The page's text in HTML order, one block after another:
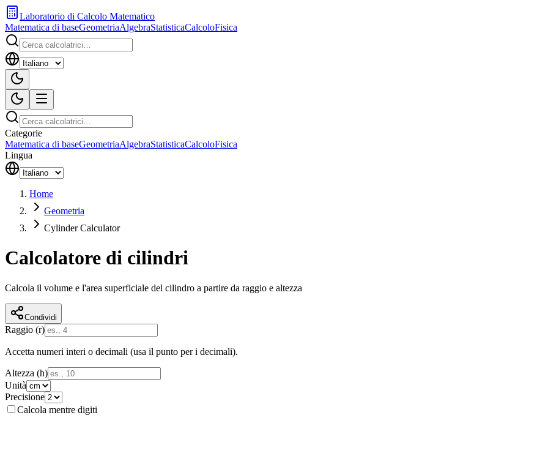
Laboratorio di Calcolo Matematico
Matematica di baseGeometriaAlgebraStatisticaCalcoloFisica
Categorie
Matematica di baseGeometriaAlgebraStatisticaCalcoloFisica
Lingua
Home
Geometria
Cylinder Calculator
Calcolatore di cilindri
Calcola il volume e l'area superficiale del cilindro a partire da raggio e altezza
Condividi
Raggio (r)
Accetta numeri interi o decimali (usa il punto per i decimali).
Altezza (h)
Unità
Precisione
Calcola mentre digiti